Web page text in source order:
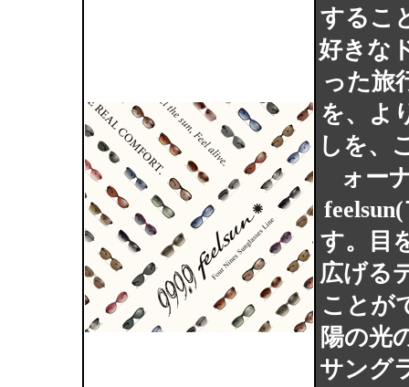
するこ
好きな
った旅
を、よ
しを、
ォー
す。目
広げる
ことが
陽の光
サング